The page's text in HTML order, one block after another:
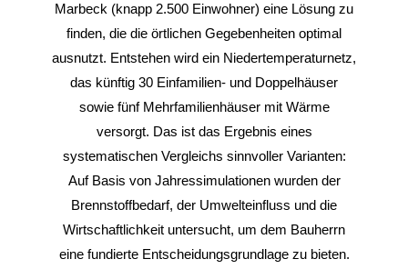
Marbeck (knapp 2.500 Einwohner) eine Lösung zu
finden, die die örtlichen Gegebenheiten optimal
ausnutzt. Entstehen wird ein Niedertemperaturnetz,
das künftig 30 Einfamilien- und Doppelhäuser
sowie fünf Mehrfamilienhäuser mit Wärme
versorgt. Das ist das Ergebnis eines
systematischen Vergleichs sinnvoller Varianten:
Auf Basis von Jahressimulationen wurden der
Brennstoffbedarf, der Umwelteinfluss und die
Wirtschaftlichkeit untersucht, um dem Bauherrn
eine fundierte Entscheidungsgrundlage zu bieten.